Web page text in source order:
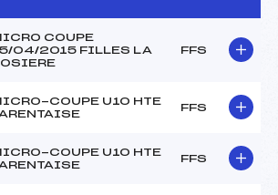
COUPE
04/2015 FILLES LA
FFS
COUPE U10 HTE
FFS
COUPE U10 HTE
FFS